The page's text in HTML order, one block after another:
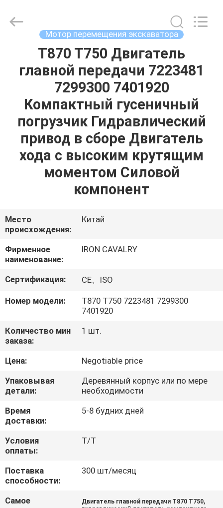
ГЛАВНАЯ
СТРАНИЦА
ПРОДУКЦИЯ
РОЛИКИ
О
КОМПАНИИ
НАША
ФАБРИКА
КОНТРОЛЬ
КАЧЕСТВА
КОНТАКТНЫЕ
ДАННЫЕ
НОВОСТИ
ВСЕ
СЛУЧАИ
Мотор перемещения экскаватора
T870 T750 Двигатель
главной передачи 7223481
7299300 7401920
Компактный гусеничный
погрузчик Гидравлический
привод в сборе Двигатель
хода с высоким крутящим
моментом Силовой
компонент
Место
происхождения:
Китай
Фирменное
наименование:
IRON CAVALRY
Сертификация: CE、ISO
Номер модели:
Т870 Т750 7223481 7299300
7401920
Количество мин
заказа:
1 шт.
Цена:
Negotiable price
Упаковывая
детали:
Деревянный корпус или по мере
необходимости
Время
доставки:
5-8 будних дней
Условия
оплаты:
Т/Т
Поставка
способности:
300 шт/месяц
Самое
Двигатель главной передачи T870 T750,